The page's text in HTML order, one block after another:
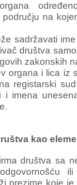
na
sadržavati
društva
zakonskih
organa i lica iz
registarski
i imena
kao
društva sa
ili
prezime koje